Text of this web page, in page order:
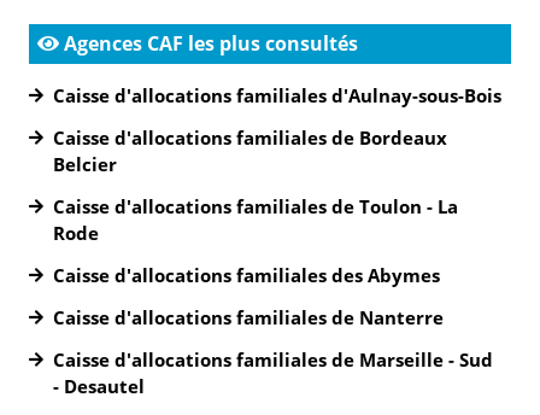
Agences CAF les plus consultés
Caisse d'allocations familiales d'Aulnay-sous-Bois
Caisse d'allocations familiales de Bordeaux
Belcier
Caisse d'allocations familiales de Toulon - La
Rode
Caisse d'allocations familiales des Abymes
Caisse d'allocations familiales de Nanterre
Caisse d'allocations familiales de Marseille - Sud
- Desautel